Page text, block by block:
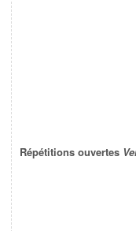
Répétitions ouvertes